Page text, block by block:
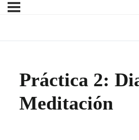
Práctica 2:
Meditación